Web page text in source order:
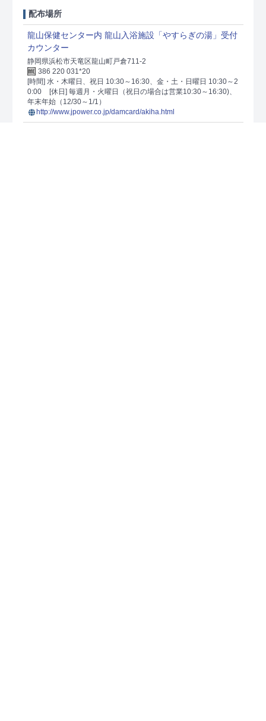
配布場所
龍山保健センター内 龍山入浴施設「やすらぎの湯」受付
カウンター
静岡県浜松市天竜区龍山町戸倉711-2
386 220 031*20
[時間] 水・木曜日、祝日 10:30～16:30、金・土・日曜日 10:30～2
0:00
[休日] 毎週月・火曜日（祝日の場合は営業10:30～16:30)、
年末年始（12/30～1/1）
http://www.jpower.co.jp/damcard/akiha.html